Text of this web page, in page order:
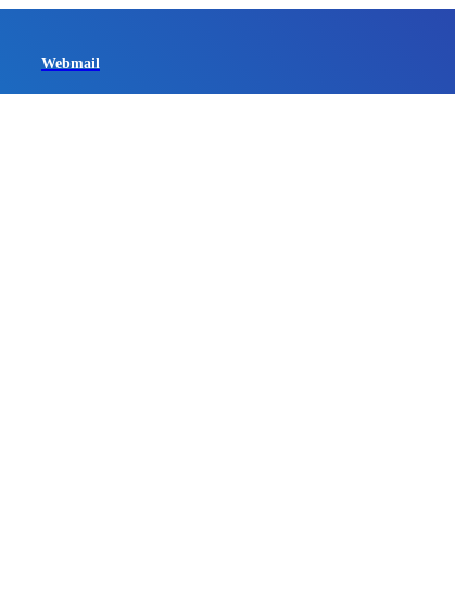
Webmail